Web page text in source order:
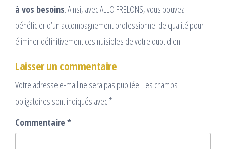
à vos besoins. Ainsi, avec ALLO FRELONS, vous pouvez
bénéficier d’un accompagnement professionnel de qualité pour
éliminer définitivement ces nuisibles de votre quotidien.
Laisser un commentaire
Votre adresse e-mail ne sera pas publiée. Les champs
obligatoires sont indiqués avec*
Commentaire *